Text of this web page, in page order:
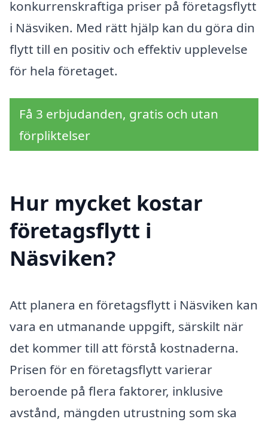
konkurrenskraftiga priser på företagsflytt
i Näsviken. Med rätt hjälp kan du göra din
flytt till en positiv och effektiv upplevelse
för hela företaget.
Få 3 erbjudanden, gratis och utan
förpliktelser
Hur mycket kostar
företagsflytt i
Näsviken?
Att planera en företagsflytt i Näsviken kan
vara en utmanande uppgift, särskilt när
det kommer till att förstå kostnaderna.
Prisen för en företagsflytt varierar
beroende på flera faktorer, inklusive
avstånd, mängden utrustning som ska